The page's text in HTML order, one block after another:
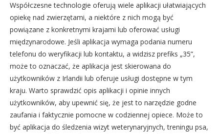
Współczesne technologie oferują wiele aplikacji ułatwiających
opiekę nad zwierzętami, a niektóre z nich mogą być
powiązane z konkretnymi krajami lub oferować usługi
międzynarodowe. Jeśli aplikacja wymaga podania numeru
telefonu do weryfikacji lub kontaktu, a widzisz prefiks „35”,
może to oznaczać, że aplikacja jest skierowana do
użytkowników z Irlandii lub oferuje usługi dostępne w tym
kraju. Warto sprawdzić opis aplikacji i opinie innych
użytkowników, aby upewnić się, że jest to narzędzie godne
zaufania i faktycznie pomocne w codziennej opiece. Może to
być aplikacja do śledzenia wizyt weterynaryjnych, treningu psa,